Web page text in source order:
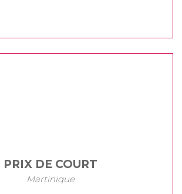
PRIX DE COURT
Martinique